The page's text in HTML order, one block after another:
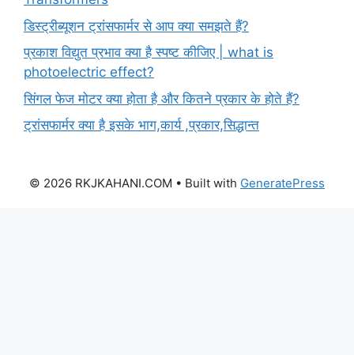
डिस्ट्रीब्यूशन ट्रांसफार्मर से आप क्या समझते हैं?
प्रकाश विद्युत प्रभाव क्या है स्पष्ट कीजिए | what is
photoelectric effect?
सिंगल फेज मोटर क्या होता है और कितने प्रकार के होते हैं?
ट्रांसफार्मर क्या है इसके भाग,कार्य ,प्रकार,सिद्धान्त
© 2026 RKJKAHANI.COM • Built with GeneratePress